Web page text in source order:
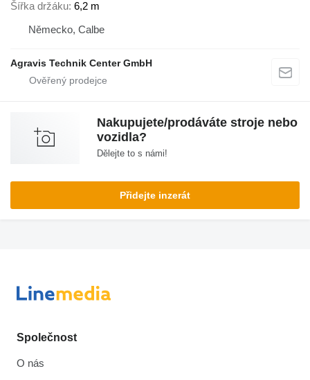
Šířka držáku 6,2 m
Německo, Calbe
Agravis Technik Center GmbH
Nakupujete/prodáváte stroje nebo
vozidla?
Dělejte to s námi!
Přidejte inzerát
Společnost
O nás